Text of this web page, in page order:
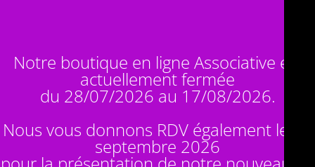
Notre boutique en ligne Associative est
actuellement fermée
du 28/07/2026 au 17/08/2026.
Nous vous donnons RDV également le 14
septembre 2026